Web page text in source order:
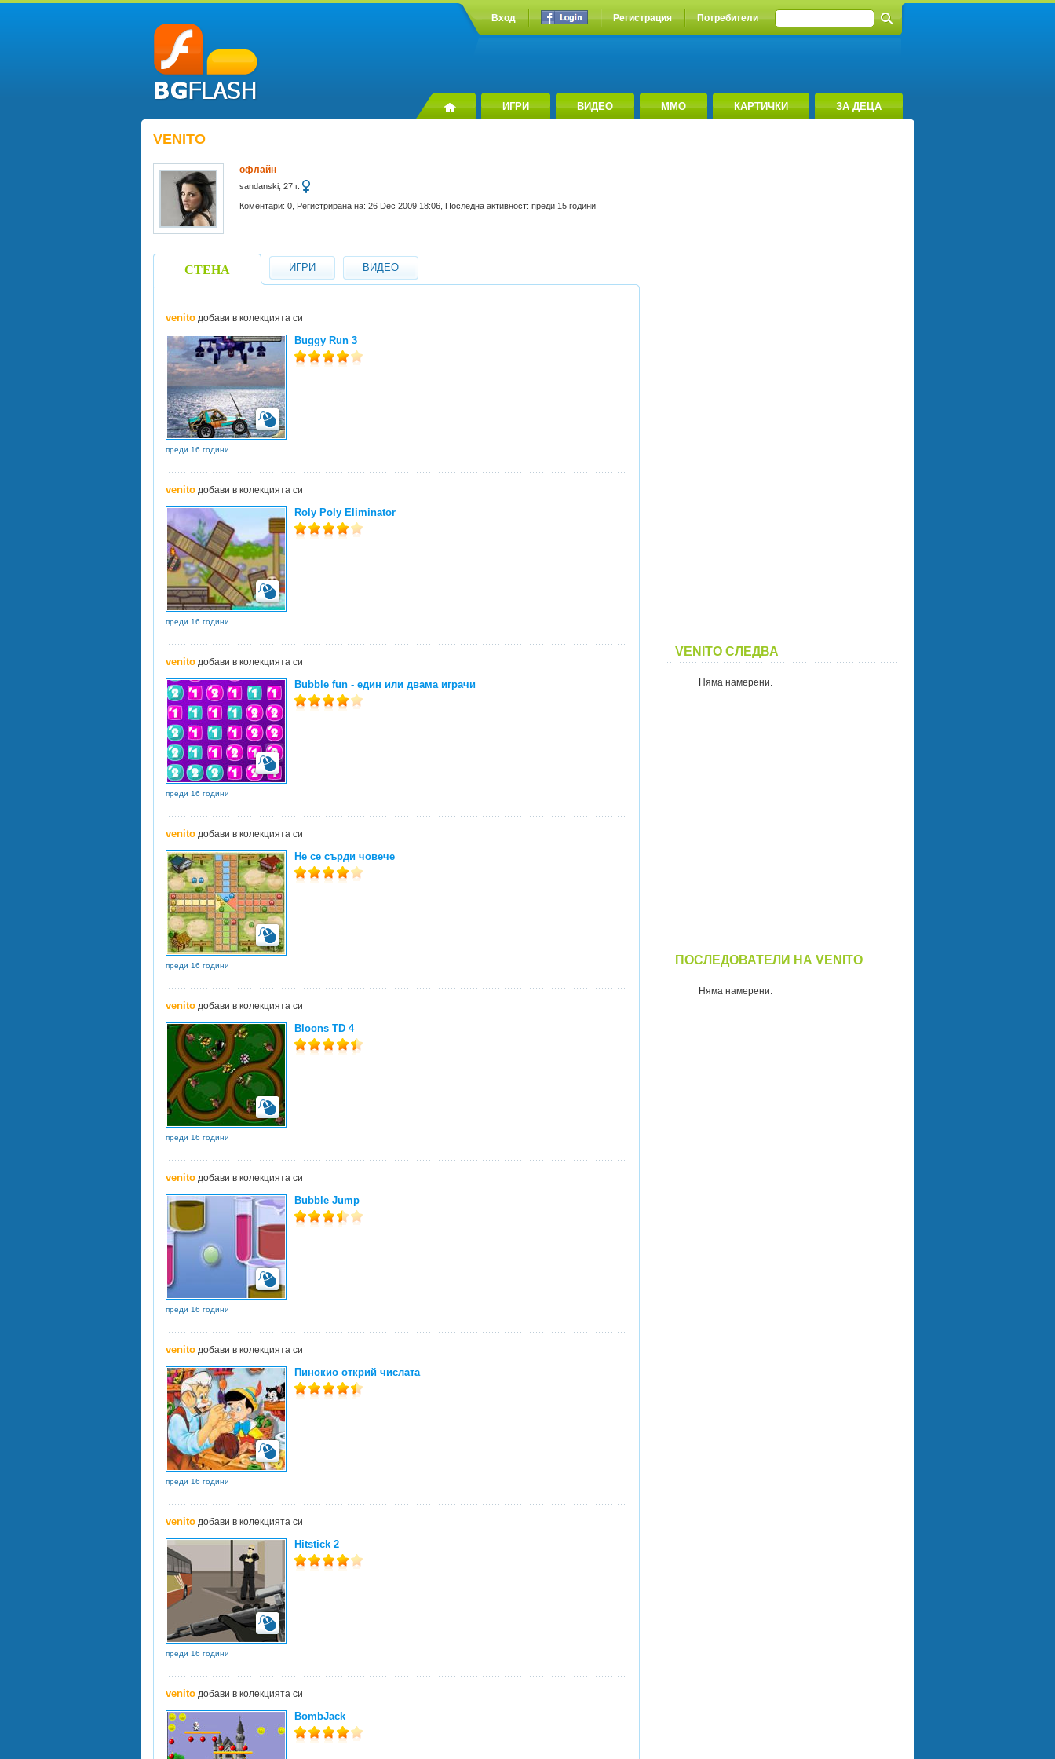
Вход Регистрация Потребители
ИГРИ ВИДЕО MMO КАРТИЧКИ ЗА ДЕЦА
VENITO
офлайн
sandanski, 27 г.
Коментари: 0, Регистрирана на: 26 Dec 2009 18:06, Последна активност: преди 15 години
СТЕНА ИГРИ ВИДЕО
venitoдобави в колекцията си
Buggy Run 3
преди 16 години
venitoдобави в колекцията си
Roly Poly Eliminator
преди 16 години
venitoдобави в колекцията си
Bubble fun - един или двама играчи
преди 16 години
venitoдобави в колекцията си
Не се сърди човече
преди 16 години
venitoдобави в колекцията си
Bloons TD 4
преди 16 години
venitoдобави в колекцията си
Bubble Jump
преди 16 години
venitoдобави в колекцията си
Пинокио открий числата
преди 16 години
venitoдобави в колекцията си
Hitstick 2
преди 16 години
venitoдобави в колекцията си
BombJack
VENITO СЛЕДВА
Няма намерени.
ПОСЛЕДОВАТЕЛИ НА VENITO
Няма намерени.